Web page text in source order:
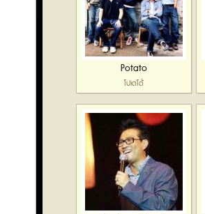
Potato
โปเตโต้